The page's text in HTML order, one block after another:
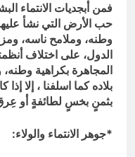
فمن أبجديات الانتماء
حب الأرض التي نشأ
وطنه، وملامح ناسه،
الدول، على اختلاف
المجاهرة بكراهية
بلاده كما اسلفنا ، إلا
بثمنٍ بخسٍ لطائفةٍ أو
*جوهر الانتماء والولاء: